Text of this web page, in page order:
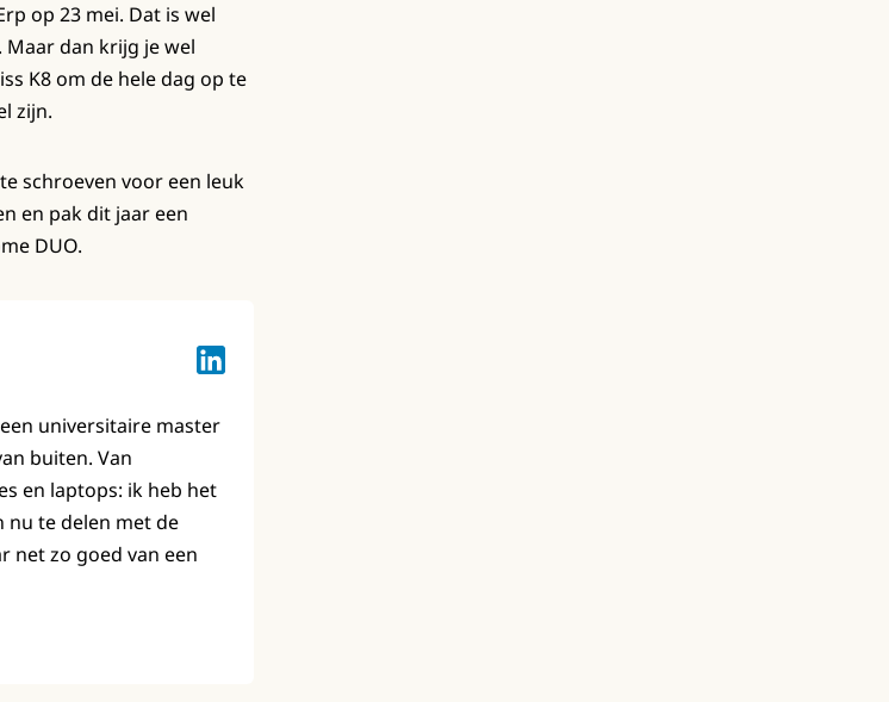
op 23 mei. Dat is wel
dan krijg je wel
K8 om de hele dag op te
zijn.
schroeven voor een leuk
en pak dit jaar een
DUO.
Lotte Keuzenkamp op LinkedIn
universitaire master
buiten. Van
en laptops: ik heb het
nu te delen met de
net zo goed van een